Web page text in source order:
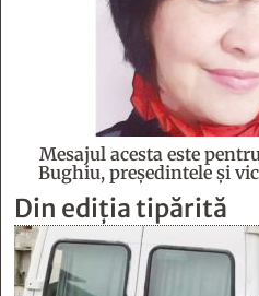
Mesajul acesta este
Bughiu, preşedintele şi
Din ediția tipărită